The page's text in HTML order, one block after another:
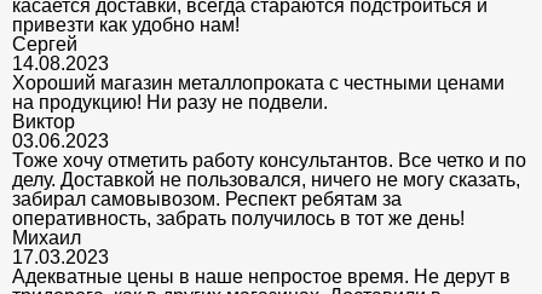
касается доставки, всегда стараются подстроиться и
привезти как удобно нам!
Сергей
14.08.2023
Хороший магазин металлопроката с честными ценами
на продукцию! Ни разу не подвели.
Виктор
03.06.2023
Тоже хочу отметить работу консультантов. Все четко и по
делу. Доставкой не пользовался, ничего не могу сказать,
забирал самовывозом. Респект ребятам за
оперативность, забрать получилось в тот же день!
Михаил
17.03.2023
Адекватные цены в наше непростое время. Не дерут в